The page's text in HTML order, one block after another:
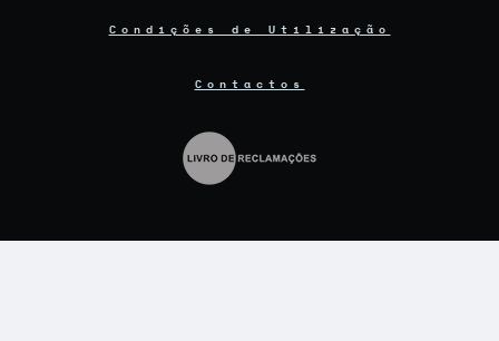
Condições de Utilização
Contactos